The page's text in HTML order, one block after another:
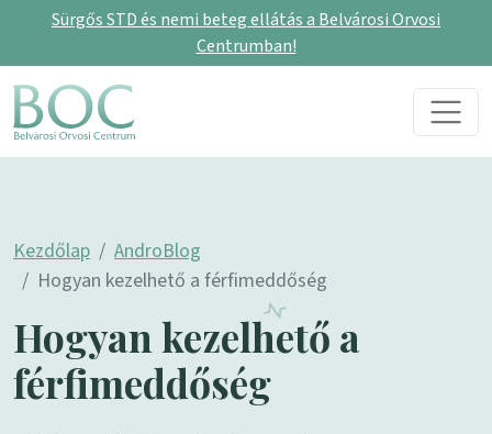
Sürgős STD és nemi beteg ellátás a Belvárosi Orvosi
Centrumban!
Skip to content
Main Navigation
Kezdőlap
AndroBlog
Hogyan kezelhető a férfimeddőség
Hogyan kezelhető a
férfimeddőség